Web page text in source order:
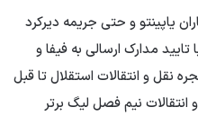
یاپینتو و حتی جریمه دیرکرد
مدارک ارسالی به فیفا و
نقل و انتقالات استقلال تا قبل
نیم فصل لیگ برتر